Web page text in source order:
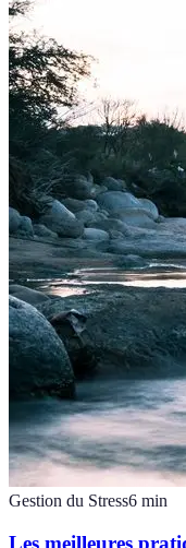
Gestion du Stress6 min
Les meilleures